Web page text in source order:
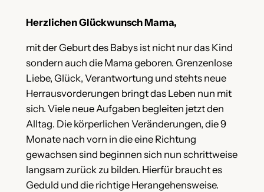
Herzlichen Glückwunsch Mama,
mit der Geburt des Babys ist nicht nur das Kind
sondern auch die Mama geboren. Grenzenlose
Liebe, Glück, Verantwortung und stehts neue
Herrausvorderungen bringt das Leben nun mit
sich. Viele neue Aufgaben begleiten jetzt den
Alltag. Die körperlichen Veränderungen, die 9
Monate nach vorn in die eine Richtung
gewachsen sind beginnen sich nun schrittweise
langsam zurück zu bilden. Hierfür braucht es
Geduld und die richtige Herangehensweise.